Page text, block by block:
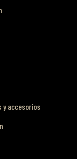
y accesorios